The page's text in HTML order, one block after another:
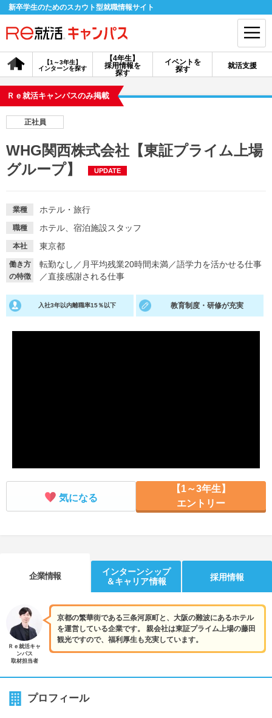
新卒学生のためのスカウト型就職情報サイト
【4年生】
採用情報を
探す
【1～3年生】
インターンを探す
イベントを
探す
就活支援
会員登録 ログイン
探す
【4年生】
【4年生】
イベントを探す スカウト
就活ノウハウ・サポート
就活支援 就活コラム
お役立ち記事・相談室など
Ｒｅ就活キャンパスのみ掲載
正社員
WHG関西株式会社【東証プライム上場
グループ】
UPDATE
業種 ホテル・旅行
職種 ホテル、宿泊施設スタッフ
本社 東京都
働き方
の特徴
転勤なし ／ 月平均残業20時間未満／語学力を活かせる仕事
／直接感謝される仕事
入社3年以内離職率15％以下 教育制度・研修が充実
気になる
【1～3年生】
エントリー
企業情報
インターンシップ
＆キャリア情報
採用情報
京都の繁華街である三条河原町と、大阪の難波にあるホテル
を運営している企業です。 親会社は東証プライム上場の藤田
観光ですので、福利厚生も充実しています。
Ｒｅ就活キャ
ンパス
取材担当者
プロフィール